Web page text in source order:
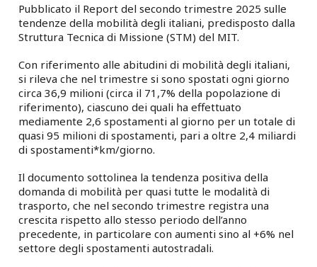
Pubblicato il Report del secondo trimestre 2025 sulle
tendenze della mobilità degli italiani, predisposto dalla
Struttura Tecnica di Missione (STM) del MIT.
Con riferimento alle abitudini di mobilità degli italiani,
si rileva che nel trimestre si sono spostati ogni giorno
circa 36,9 milioni (circa il 71,7% della popolazione di
riferimento), ciascuno dei quali ha effettuato
mediamente 2,6 spostamenti al giorno per un totale di
quasi 95 milioni di spostamenti, pari a oltre 2,4 miliardi
di spostamenti*km/giorno.
Il documento sottolinea la tendenza positiva della
domanda di mobilità per quasi tutte le modalità di
trasporto, che nel secondo trimestre registra una
crescita rispetto allo stesso periodo dell’anno
precedente, in particolare con aumenti sino al +6% nel
settore degli spostamenti autostradali.